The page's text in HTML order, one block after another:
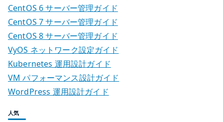
CentOS 6 サーバー管理ガイド
CentOS 7 サーバー管理ガイド
CentOS 8 サーバー管理ガイド
VyOS ネットワーク設定ガイド
Kubernetes 運用設計ガイド
VM パフォーマンス設計ガイド
WordPress 運用設計ガイド
人気